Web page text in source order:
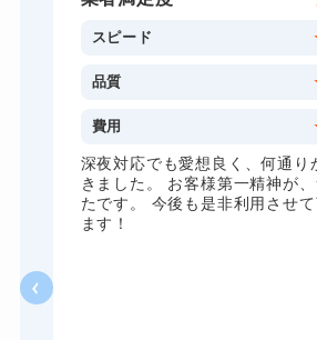
ロッカーカギ開け
スピード
品質
費用
深夜対応でも愛想良く、何通り
きました。 お客様第一精神が
たです。 今後も是非利用させ
ます！